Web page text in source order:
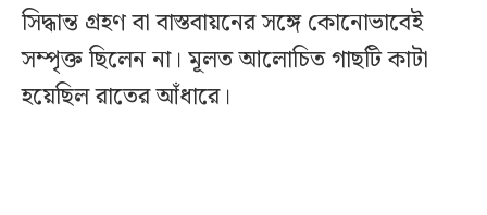
সিদ্ধান্ত গ্রহণ বা বাস্তবায়নের সঙ্গে কোনোভাবেই
সম্পৃক্ত ছিলেন না। মূলত আলোচিত গাছটি কাটা
হয়েছিল রাতের আঁধারে।